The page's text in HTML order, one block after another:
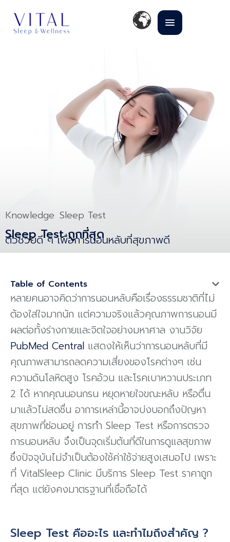
Knowledge Sleep Test
Sleep Test ถูกที่สุด
ตัวช่วยดี ๆ เพื่อการนอนหลับที่สุขภาพดี
Table of Contents
หลายคนอาจคิดว่าการนอนหลับคือเรื่องธรรมชาติที่ไม่
ต้องใส่ใจมากนัก แต่ความจริงแล้วคุณภาพการนอนมี
ผลต่อทั้งร่างกายและจิตใจอย่างมหาศาล งานวิจัย
PubMed Central แสดงให้เห็นว่าการนอนหลับที่มี
คุณภาพสามารถลดความเสี่ยงของโรคต่างๆ เช่น
ความดันโลหิตสูง โรคอ้วน และโรคเบาหวานประเภท
2 ได้ หากคุณนอนกรน หยุดหายใจขณะหลับ หรือตื่น
มาแล้วไม่สดชื่น อาการเหล่านี้อาจบ่งบอกถึงปัญหา
สุขภาพที่ซ่อนอยู่ การทำ Sleep Test หรือการตรวจ
การนอนหลับ จึงเป็นจุดเริ่มต้นที่ดีในการดูแลสุขภาพ
ซึ่งปัจจุบันไม่จำเป็นต้องใช้ค่าใช้จ่ายสูงเสมอไป เพราะ
ที่ VitalSleep Clinic มีบริการ Sleep Test ราคาถูก
ที่สุด แต่ยังคงมาตรฐานที่เชื่อถือได้
Sleep Test คืออะไร และทำไมถึงสำคัญ ?